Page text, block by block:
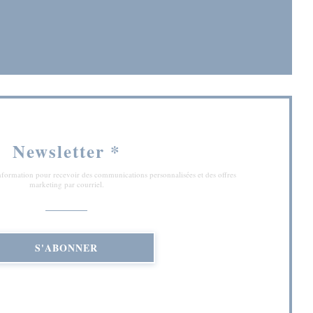
Newsletter *
pour recevoir des communications personnalisées et des offres
marketing par courriel.
S'ABONNER